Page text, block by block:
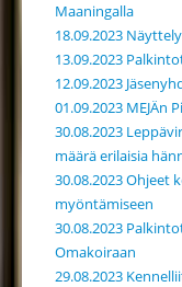
Maaningalla
18.09.2023
13.09.2023
12.09.2023
01.09.2023
30.08.2023
määrä erilaisia
30.08.2023 Ohjeet
myöntämiseen
30.08.2023
Omakoiraan
29.08.2023